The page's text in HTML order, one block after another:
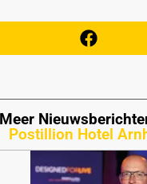
Meer
Postillion Hotel